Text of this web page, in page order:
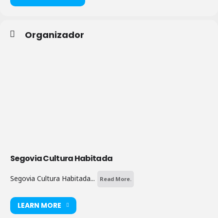
Organizador
Segovia Cultura Habitada
Segovia Cultura Habitada... Read More.
LEARN MORE